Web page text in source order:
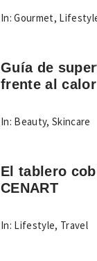
In: Gourmet,
Guía de
frente al calor
In: Beauty,Skincare
El tablero
CENART
In: Lifestyle, Travel